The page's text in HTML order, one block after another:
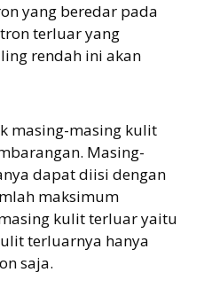
yang beredar pada
terluar yang
rendah ini akan
masing-masing kulit
Masing-
dapat diisi dengan
maksimum
kulit terluar yaitu
terluarnya hanya
saja.